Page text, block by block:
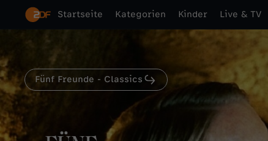
Startseite Kategorien Kinder Live & TV
Fünf Freunde - Classics